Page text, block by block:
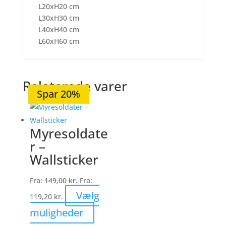
L20xH20 cm
L30xH30 cm
L40xH40 cm
L60xH60 cm
Relaterede varer
Spar 20%
Myresoldate
r –
Wallsticker
Fra:149,00kr. Fra:
119,20 kr.
Vælg
muligheder
vare
Spar 20%
Spar 20%
Spar 20%
Spar 20%